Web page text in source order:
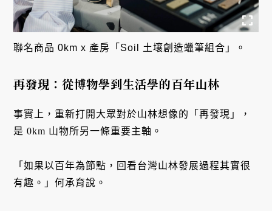
聯名商品 0km x 產房「Soil 土壤創造蠟筆組合」。
再發現：從博物學到生活學的百年山林
事實上，重新打開大眾對於山林想像的「再發現」，
是 0km 山物所另一條重要主軸。
「如果以百年為節點，回看台灣山林發展過程其實很
有趣。」何承育說。